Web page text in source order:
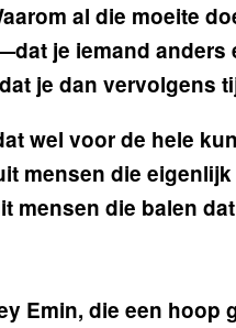
al die moeite
je iemand anders
je dan vervolgens
wel voor de hele
mensen die
mensen die balen
Emin, die een